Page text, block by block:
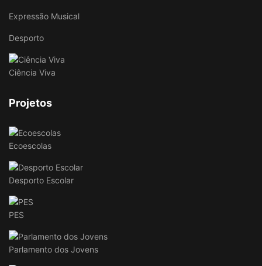
Expressão Musical
Desporto
Ciência Viva
Projetos
Ecoescolas
Desporto Escolar
PES
Parlamento dos Jovens